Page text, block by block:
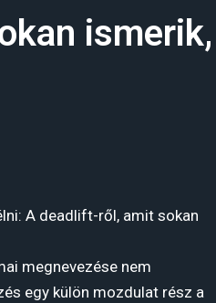
ismerik,
A deadlift-ről, amit sokan
megnevezése nem
egy külön mozdulat rész a